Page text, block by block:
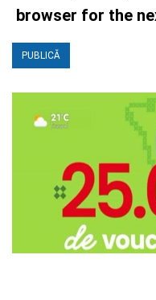
browser for the